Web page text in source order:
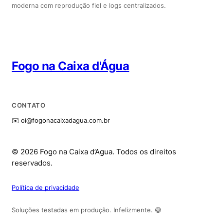
moderna com reprodução fiel e logs centralizados.
Fogo na Caixa d'Água
CONTATO
✉️ oi@fogonacaixadagua.com.br
© 2026 Fogo na Caixa d’Agua. Todos os direitos
reservados.
Política de privacidade
Soluções testadas em produção. Infelizmente. 😅